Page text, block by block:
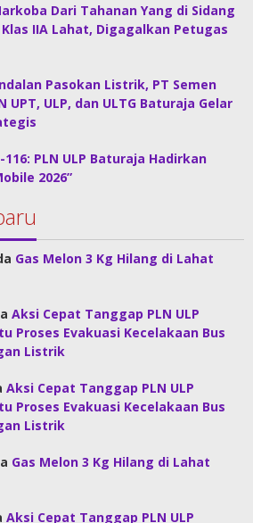
Dari Tahanan Yang di Sidang
IIA Lahat, Digagalkan Petugas
Pasokan Listrik, PT Semen
UPT, ULP, dan ULTG Baturaja Gelar
116: PLN ULP Baturaja Hadirkan
2026”
Gas Melon 3 Kg Hilang di Lahat
Aksi Cepat Tanggap PLN ULP
Proses Evakuasi Kecelakaan Bus
Listrik
Aksi Cepat Tanggap PLN ULP
Proses Evakuasi Kecelakaan Bus
Listrik
Gas Melon 3 Kg Hilang di Lahat
Aksi Cepat Tanggap PLN ULP